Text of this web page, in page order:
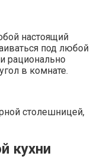
настоящий
под любой
рационально
в комнате.
столешницей,
кухни